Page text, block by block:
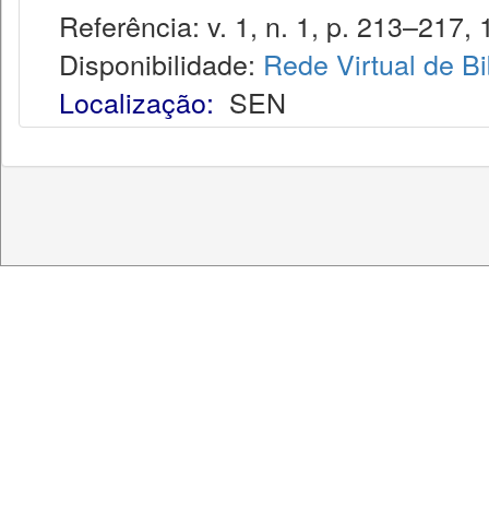
Referência: v. 1, n. 1, p. 213–217,
Disponibilidade: Rede Virtual de
Localização: SEN